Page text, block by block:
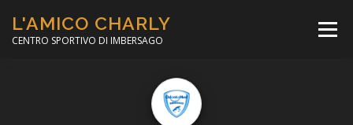
contenuto
L'AMICO CHARLY
CENTRO SPORTIVO DI IMBERSAGO
Menù
CORSO CALCIO A 5